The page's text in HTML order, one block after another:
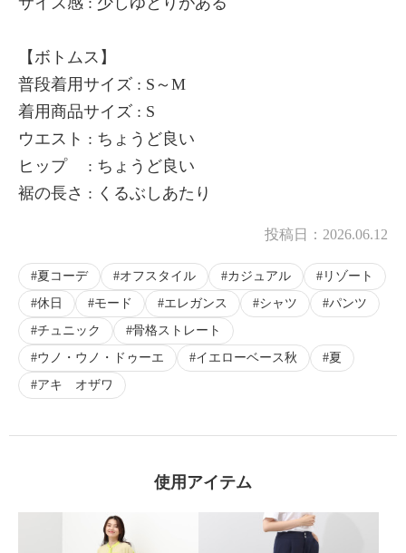
【ボトムス】
普段着用サイズ : S～M
着用商品サイズ : S
ウエスト : ちょうど良い
ヒップ : ちょうど良い
裾の長さ : くるぶしあたり
投稿日： 2026.06.12
夏コーデ オフスタイル カジュアル
リゾート
休日
モード エレガンス シャツ
パンツ
チュニック
骨格ストレート
ウノ・ウノ・ドゥーエ
イエローベース秋
夏
アキ オザワ
使用アイテム